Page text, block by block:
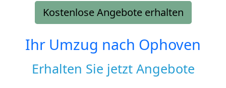
Kostenlose Angebote erhalten
Ihr Umzug nach Ophoven
Erhalten Sie jetzt Angebote